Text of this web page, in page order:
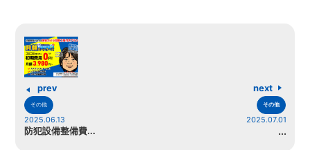
prev
その他
2025.06.13
防犯設備整備費...
next
その他
2025.07.01
...